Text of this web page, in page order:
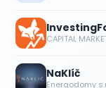
CAPITAL
NaKlíč
Energodomy
28